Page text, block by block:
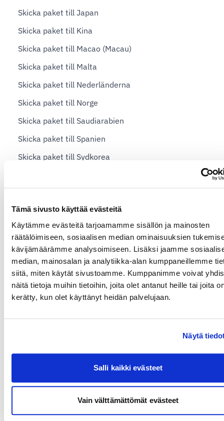
Tämä sivusto käyttää evästeitä
Käytämme evästeitä tarjoamamme sisällön ja mainosten
räätälöimiseen, sosiaalisen median ominaisuuksien
kävijämäärämme analysoimiseen. Lisäksi jaamme
median, mainosalan ja analytiikka-alan kumppaneillemme
siitä, miten käytät sivustoamme. Kumppanimme voivat
näitä tietoja muihin tietoihin, joita olet antanut heille tai joita
kerätty, kun olet käyttänyt heidän palvelujaan.
Näytä
Salli kaikki evästeet
Vain välttämättömät evästeet
Skicka paket till Japan
Skicka paket till Kina
Skicka paket till Macao (Macau)
Skicka paket till Malta
Skicka paket till Nederländerna
Skicka paket till Norge
Skicka paket till Saudiarabien
Skicka paket till Spanien
Skicka paket till Sydkorea
Skicka paket till Tyskland
Skicka paket till Vietnam
Skicka paket till USA
Utrikeshandel och moms
Exportdeklaration
Handels- och proformafaktura
Import leveranser